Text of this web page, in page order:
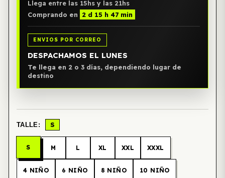
Llega entre las 15hs y las 21hs
Comprando en
2 d 15 h 47 min
ENVIOS POR CORREO
DESPACHAMOS EL LUNES
Te llega en 2 o 3 días, dependiendo lugar de
destino
TALLE: S
S M L XL XXL XXXL
4 NIÑO 6 NIÑO 8 NIÑO 10 NIÑO